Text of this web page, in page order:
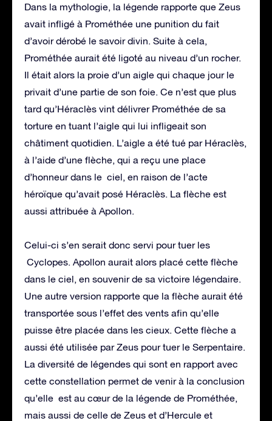
Dans la mythologie, la légende rapporte que Zeus
avait infligé à Prométhée une punition du fait
d’avoir dérobé le savoir divin. Suite à cela,
Prométhée aurait été ligoté au niveau d’un rocher.
Il était alors la proie d’un aigle qui chaque jour le
privait d’une partie de son foie. Ce n’est que plus
tard qu’Héraclès vint délivrer Prométhée de sa
torture en tuant l’aigle qui lui infligeait son
châtiment quotidien. L’aigle a été tué par Héraclès,
à l’aide d’une flèche, qui a reçu une place
d’honneur dans le ciel, en raison de l’acte
héroïque qu’avait posé Héraclès. La flèche est
aussi attribuée à Apollon.
Celui-ci s’en serait donc servi pour tuer les
Cyclopes. Apollon aurait alors placé cette flèche
dans le ciel, en souvenir de sa victoire légendaire.
Une autre version rapporte que la flèche aurait été
transportée sous l’effet des vents afin qu’elle
puisse être placée dans les cieux. Cette flèche a
aussi été utilisée par Zeus pour tuer le Serpentaire.
La diversité de légendes qui sont en rapport avec
cette constellation permet de venir à la conclusion
qu’elle est au cœur de la légende de Prométhée,
mais aussi de celle de Zeus et d’Hercule et